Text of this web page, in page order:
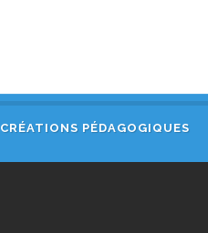
CRÉATIONS PÉDAGOGIQUES